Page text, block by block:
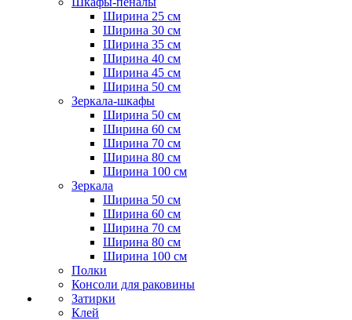
Ширина 25 см
Ширина 30 см
Ширина 35 см
Ширина 40 см
Ширина 45 см
Ширина 50 см
Зеркала-шкафы
Ширина 50 см
Ширина 60 см
Ширина 70 см
Ширина 80 см
Ширина 100 см
Зеркала
Ширина 50 см
Ширина 60 см
Ширина 70 см
Ширина 80 см
Ширина 100 см
Полки
Консоли для раковины
Затирки
Клей